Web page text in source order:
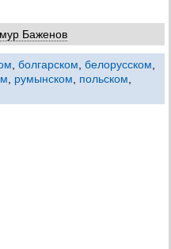
Баженов
болгарском белорусском
румынском польском